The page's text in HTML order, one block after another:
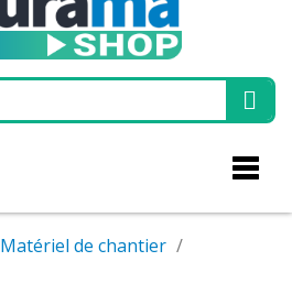
Matériel de chantier